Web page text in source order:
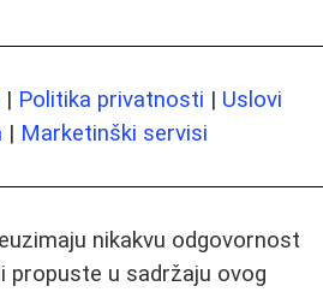
| Politika privatnosti | Uslovi
| Marketinški servisi
nikakvu odgovornost
propuste u sadržaju ovog